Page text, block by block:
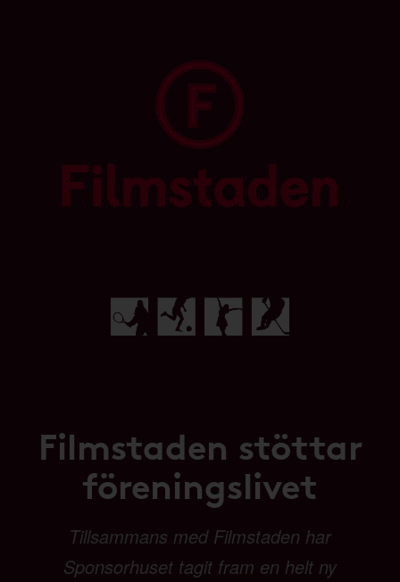
Filmstaden stöttar
föreningslivet
Tillsammans med Filmstaden har
Sponsorhuset tagit fram en helt ny